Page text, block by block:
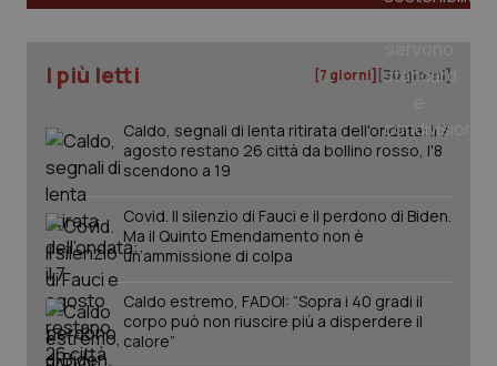
I più letti [7 giorni] [30 giorni]
Caldo, segnali di lenta ritirata dell'ondata: il 7
agosto restano 26 città da bollino rosso, l'8
scendono a 19
Covid. Il silenzio di Fauci e il perdono di Biden.
Ma il Quinto Emendamento non è
un’ammissione di colpa
Caldo estremo, FADOI: “Sopra i 40 gradi il
corpo può non riuscire più a disperdere il
calore”
tracking-sites-ironfish-
www.quotidianosanita.it
session-id
_ga
Google LLC